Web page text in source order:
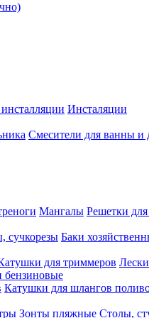
Инсталяции
Смесители для ванны и
Мангалы Решетки
сучкорезы Баки
для триммеров
бензиновые
Катушки для шлангов
Зонты пляжные Столы,